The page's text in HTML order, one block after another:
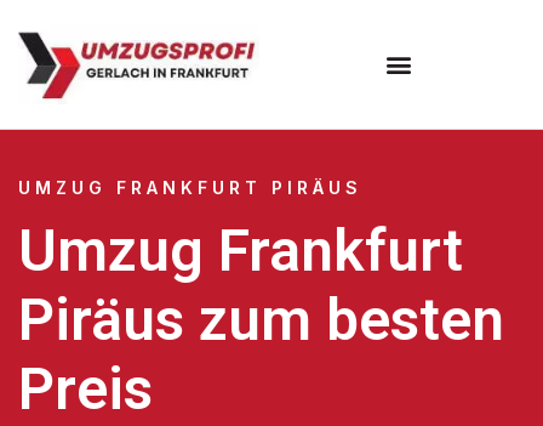
UMZUG FRANKFURT PIRÄUS
Umzug Frankfurt
Piräus zum besten
Preis